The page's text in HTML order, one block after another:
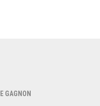
GAGNON